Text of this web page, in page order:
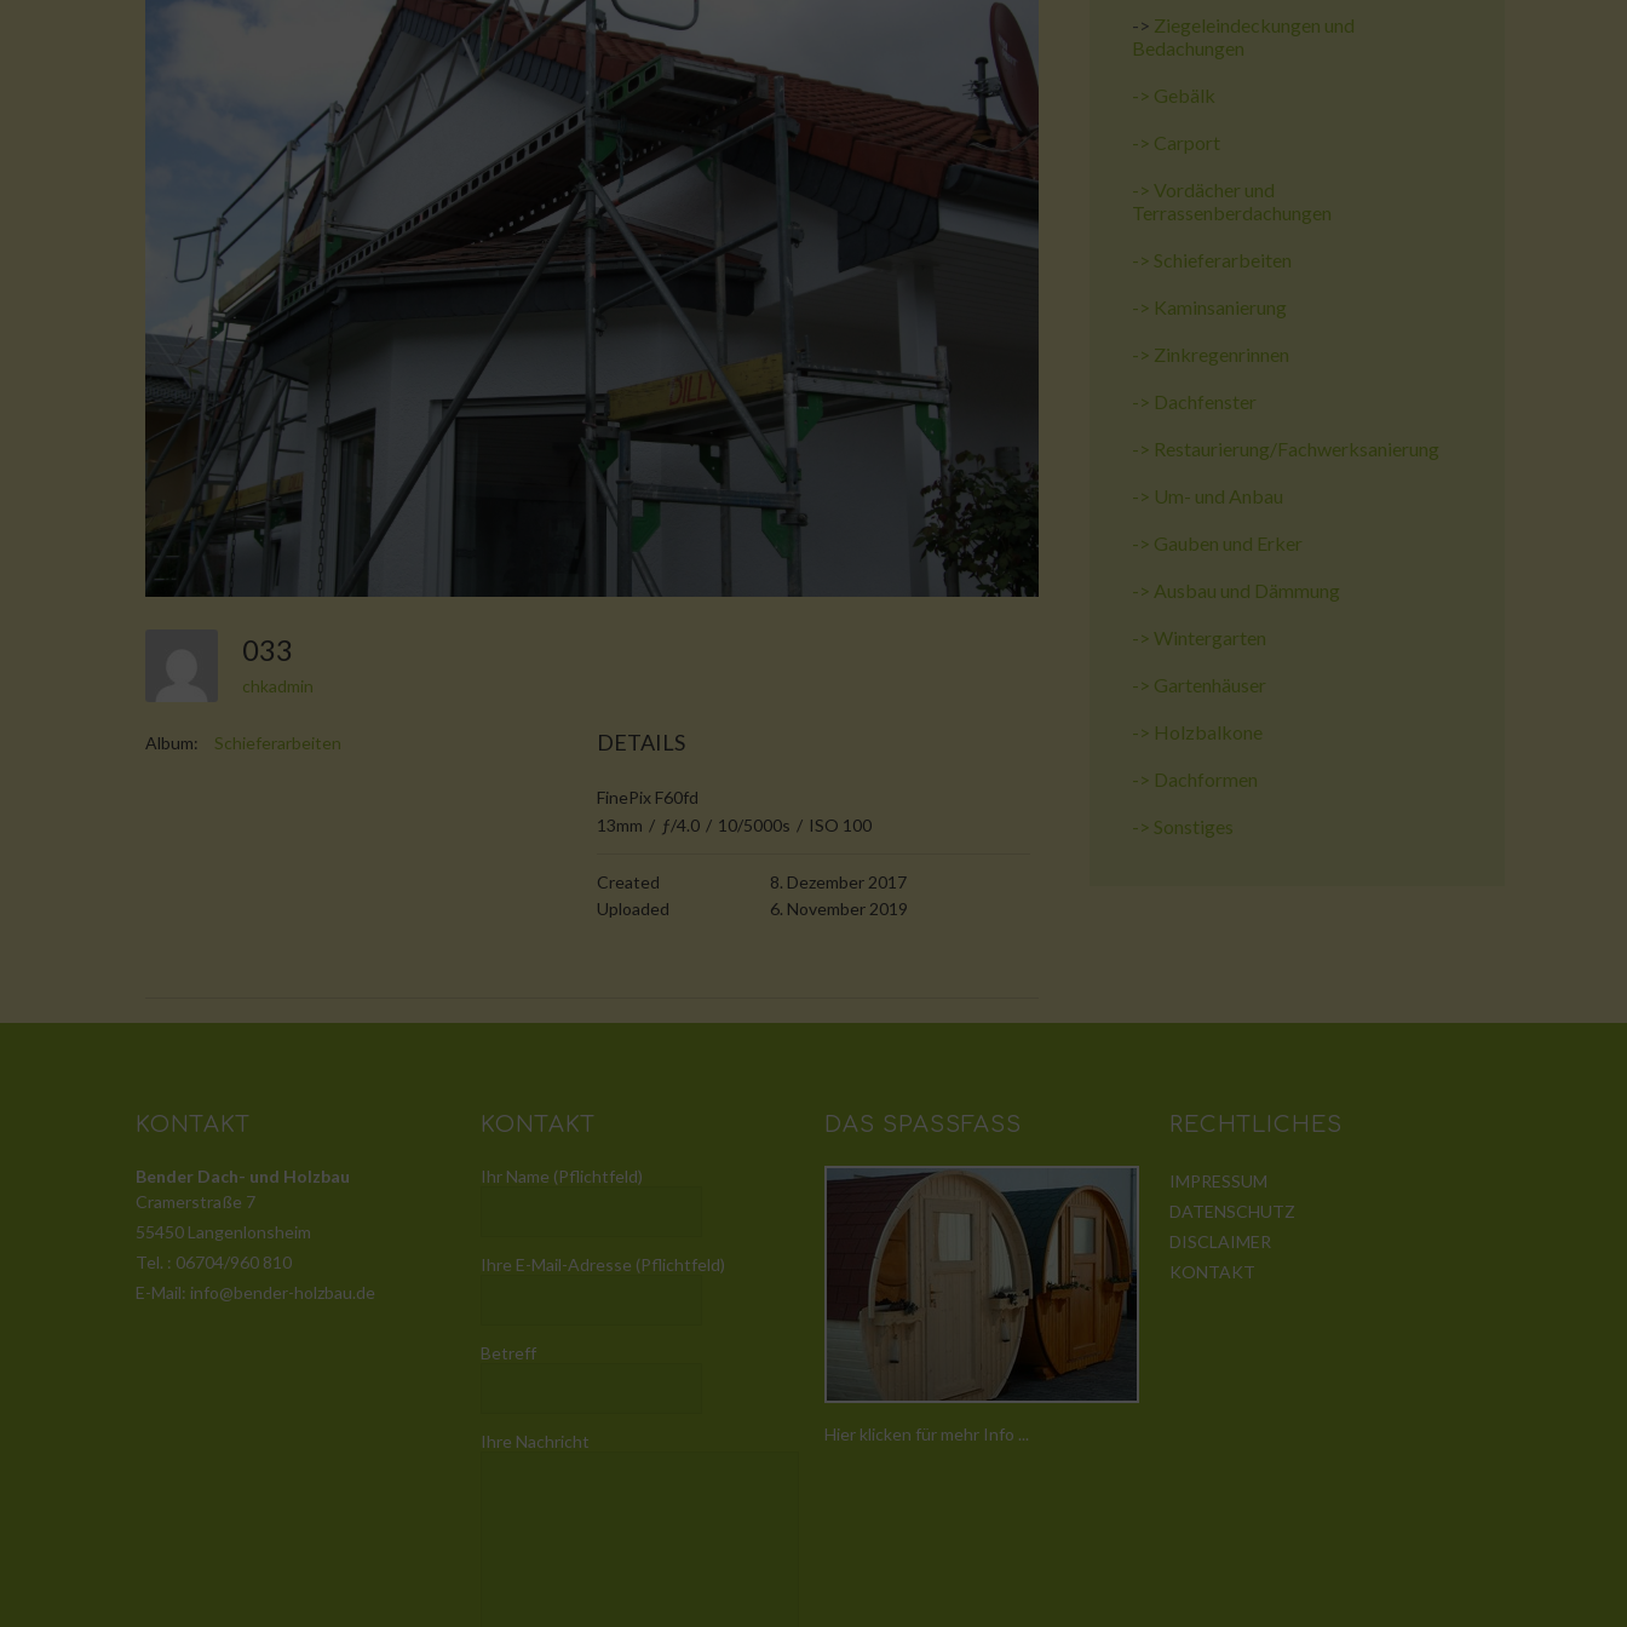
033
chkadmin
Album: Schieferarbeiten DETAILS
FinePix F60fd
13mm / ƒ/4.0 / 10/5000s / ISO 100
Created
8. Dezember 2017
Uploaded
6. November 2019
-> Ziegeleindeckungen und
Bedachungen
-> Gebälk
-> Carport
-> Vordächer und
Terrassenberdachungen
-> Schieferarbeiten
-> Kaminsanierung
-> Zinkregenrinnen
-> Dachfenster
-> Restaurierung/Fachwerksanierung
-> Um- und Anbau
-> Gauben und Erker
-> Ausbau und Dämmung
-> Wintergarten
-> Gartenhäuser
-> Holzbalkone
-> Dachformen
-> Sonstiges
KONTAKT
Bender Dach- und Holzbau
Cramerstraße 7
55450 Langenlonsheim
Tel. : 06704/960 810
E-Mail: info@bender-holzbau.de
KONTAKT
Ihr Name (Pflichtfeld)
Ihre E-Mail-Adresse (Pflichtfeld)
Betreff
Ihre Nachricht
DAS SPASSFASS
Hier klicken für mehr Info ...
RECHTLICHES
IMPRESSUM
DATENSCHUTZ
DISCLAIMER
KONTAKT